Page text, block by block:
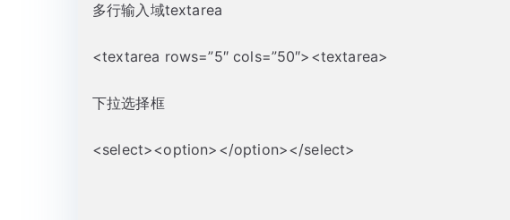
多行输入域textarea
<textarea rows=”5″ cols=”50″><textarea>
下拉选择框
<select><option></option></select>